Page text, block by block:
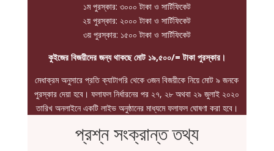
১ম পুরস্কার: ৩০০০ টাকা ও সার্টিফিকেট
২য় পুরস্কার: ২০০০ টাকা ও সার্টিফিকেট
৩য় পুরস্কার: ১৫০০ টাকা ও সার্টিফিকেট
কুইজের বিজয়ীদের জন্য থাকছে মোট ১৯,৫০০/= টাকা পুরস্কার।
মেধাক্রম অনুসারে প্রতি ক্যাটাগরি থেকে ৩জন বিজয়ীকে নিয়ে মোট ৯ জনকে
পুরস্কার দেয়া হবে। ফলাফল নির্ধারনের পর ২৭, ২৮ অথবা ২৯ জুলাই ২০২০
তারিখ অনলাইনে একটি লাইভ অনুষ্ঠানের মাধ্যমে ফলাফল ঘোষণা করা হবে।
প্রশ্ন সংক্রান্ত তথ্য